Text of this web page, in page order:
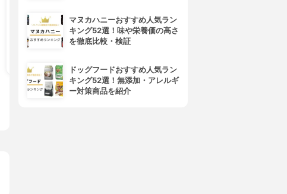
d program(d プログラム)
バイタライジング＆クリア ロ
ーション EX
4.01(1)
ALBION(アルビオン)
フローラドリップ
マヌカハニーおすすめ人気ラン
キング52選！味や栄養価の高さ
を徹底比較・検証
ドッグフードおすすめ人気ラン
キング52選！無添加・アレルギ
ー対策商品を紹介